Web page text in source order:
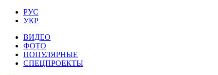
РУС
УКР
ВИДЕО
ФОТО
ПОПУЛЯРНЫЕ
СПЕЦПРОЕКТЫ